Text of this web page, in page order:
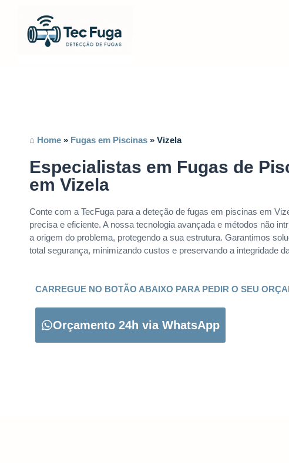
⌂ Home » Fugas em Piscinas » Vizela
Especialistas em Fugas de
em Vizela
Conte com a TecFuga para a deteção de fugas em piscinas em
precisa e eficiente. A nossa tecnologia avançada e métodos não
a origem do problema, protegendo a sua estrutura. Garantimos
total segurança, minimizando custos e preservando a integridade
CARREGUE NO BOTÃO ABAIXO PARA PEDIR O SEU
Orçamento 24h via WhatsApp